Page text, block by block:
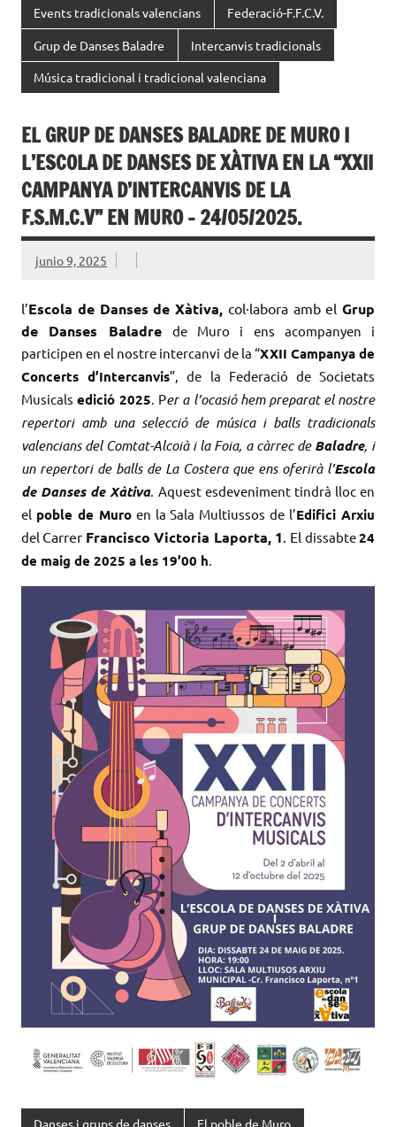
Events tradicionals valencians Federació-F.F.C.V.
Grup de Danses Baladre Intercanvis tradicionals
Música tradicional i tradicional valenciana
EL GRUP DE DANSES BALADRE DE MURO I
L’ESCOLA DE DANSES DE XÀTIVA EN LA “XXII
CAMPANYA D’INTERCANVIS DE LA
F.S.M.C.V” EN MURO – 24/05/2025.
junio 9, 2025
l’Escola de Danses de Xàtiva, col·labora amb el Grup
de Danses Baladre
de Muro i ens acompanyen i
participen en el nostre intercanvi de la “XXII Campanya de
Concerts d’Intercanvis”, de la Federació de Societats
Musicalsedició 2025. Per a l’ocasió hem preparat el nostre
repertori amb una selecció de música i balls tradicionals
valencians del Comtat-Alcoià i la Foia, a càrrec de Baladre, i
un repertori de balls de La Costera que ens oferirà l’Escola
de Danses de Xàtiva. Aquest esdeveniment tindrà lloc en
el poble de Muroen la Sala Multiussos de l’Edifici Arxiu
del Carrer Francisco Victoria Laporta, 1 . El dissabte24
de maig de 2025 a les 19’00 h.
Danses i grups de danses El poble de Muro